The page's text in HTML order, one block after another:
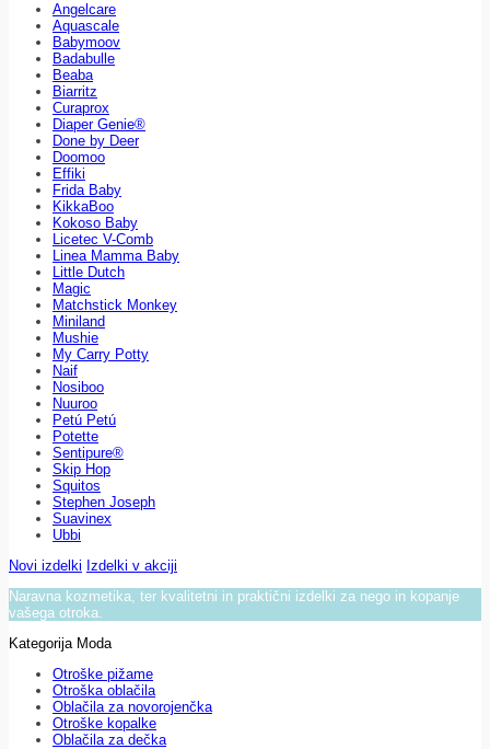
Angelcare
Aquascale
Babymoov
Badabulle
Beaba
Biarritz
Curaprox
Diaper Genie®
Done by Deer
Doomoo
Effiki
Frida Baby
KikkaBoo
Kokoso Baby
Licetec V-Comb
Linea Mamma Baby
Little Dutch
Magic
Matchstick Monkey
Miniland
Mushie
My Carry Potty
Naif
Nosiboo
Nuuroo
Petú Petú
Potette
Sentipure®
Skip Hop
Squitos
Stephen Joseph
Suavinex
Ubbi
Novi izdelki Izdelki v akciji
Naravna kozmetika, ter kvalitetni in praktični izdelki za nego in kopanje
vašega otroka.
Kategorija Moda
Otroške pižame
Otroška oblačila
Oblačila za novorojenčka
Otroške kopalke
Oblačila za dečka